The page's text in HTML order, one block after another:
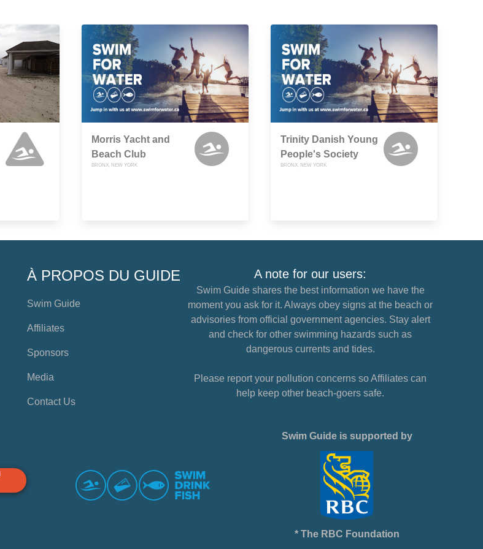
Morris Yacht and
Beach Club
BRONX, NEW YORK
Trinity Danish Young
People's Society
BRONX, NEW YORK
À PROPOS DU GUIDE
Swim Guide
Affiliates
Sponsors
Media
Contact Us
A note for our users:
Swim Guide shares the best information we have the
moment you ask for it. Always obey signs at the beach or
advisories from official government agencies. Stay alert
and check for other swimming hazards such as
dangerous currents and tides.
Please report your pollution concerns so Affiliates can
help keep other beach-goers safe.
Swim Guide is supported by
* The RBC Foundation